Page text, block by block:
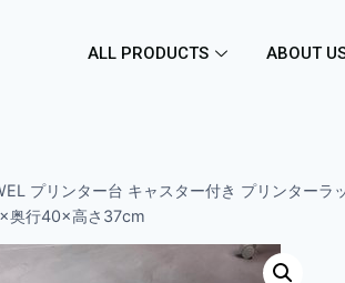
ALL PRODUCTS ABOUT
プリンター台 キャスター付き プリンター
奥行40×高さ37cm